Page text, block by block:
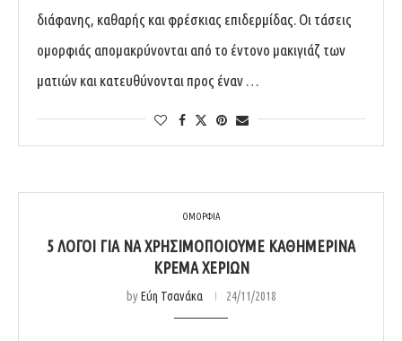
διάφανης, καθαρής και φρέσκιας επιδερμίδας. Οι τάσεις
ομορφιάς απομακρύνονται από το έντονο μακιγιάζ των
ματιών και κατευθύνονται προς έναν …
ΟΜΟΡΦΙΑ
5 ΛΌΓΟΙ ΓΙΑ ΝΑ ΧΡΗΣΙΜΟΠΟΙΟΎΜΕ ΚΑΘΗΜΕΡΙΝΆ
ΚΡΈΜΑ ΧΕΡΙΏΝ
byΕύη Τσανάκα 24/11/2018